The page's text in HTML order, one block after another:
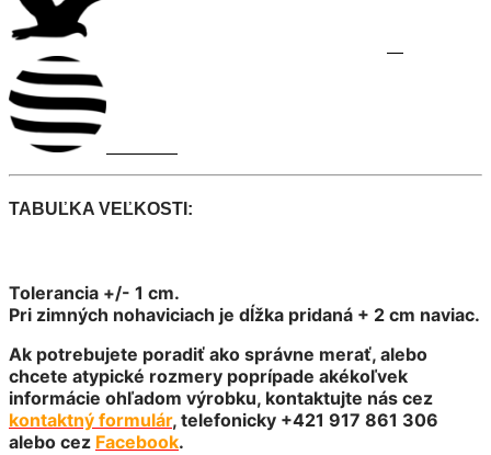
TABUĽKA VEĽKOSTI:
Tolerancia +/- 1 cm.
Pri zimných nohaviciach je dĺžka pridaná + 2 cm naviac.
Ak potrebujete poradiť ako správne merať, alebo
chcete atypické rozmery poprípade akékoľvek
informácie ohľadom výrobku, kontaktujte nás cez
kontaktný formulár, telefonicky +421 917 861 306
alebo cez Facebook.